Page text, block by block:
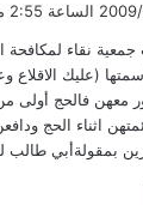
2:55 مساءً
نقاء
(عليك الاقلاع
معهن فالحج أولى
اثناء الحج
بمقولةأبي طالب